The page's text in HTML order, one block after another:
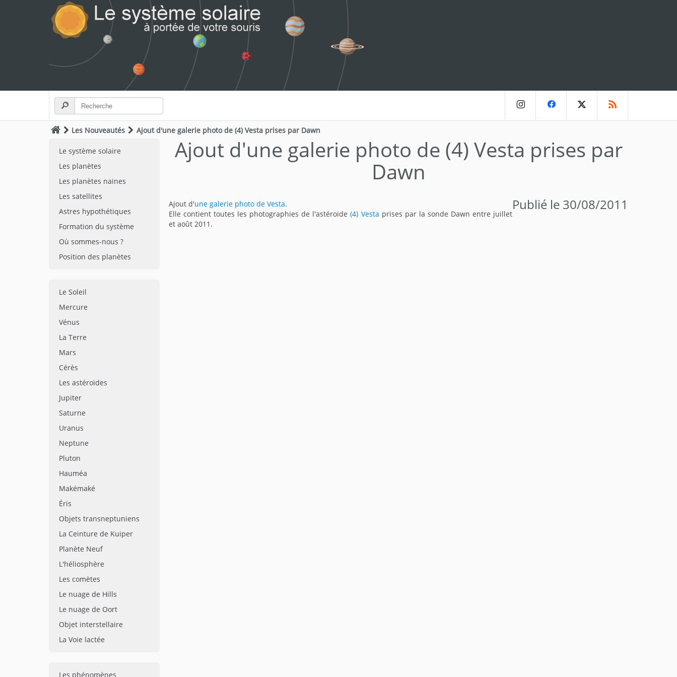
Les Nouveautés Ajout d'une galerie photo de (4) Vesta prises par Dawn
Le système solaire
Les planètes
Les planètes naines
Les satellites
Astres hypothétiques
Formation du système
Où sommes-nous ?
Position des planètes
Le Soleil
Mercure
Vénus
La Terre
Mars
Cérès
Les astéroïdes
Jupiter
Saturne
Uranus
Neptune
Pluton
Hauméa
Makémaké
Éris
Objets transneptuniens
La Ceinture de Kuiper
Planète Neuf
L'héliosphère
Les comètes
Le nuage de Hills
Le nuage de Oort
Objet interstellaire
La Voie lactée
Les phénomènes
Ajout d'une galerie photo de (4) Vesta prises par
Dawn
Publié le 30/08/2011
Ajout d'une galerie photo de Vesta.
Elle contient toutes les photographies de l'astéroïde(4) Vesta prises par la sonde Dawn entre juillet
et août 2011.